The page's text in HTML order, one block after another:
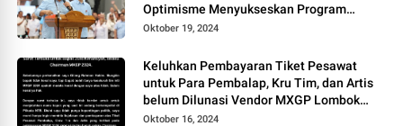
Optimisme Menyukseskan Program
Pemerintahan Baru
Oktober 19, 2024
Keluhkan Pembayaran Tiket Pesawat
untuk Para Pembalap, Kru Tim, dan Artis
belum Dilunasi Vendor MXGP Lombok
2024 Layangkan Surat Terbuka
Oktober 16, 2024